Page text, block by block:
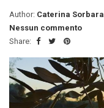
Author: Caterina Sorbara
Nessun commento
Share: